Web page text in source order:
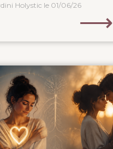
Holystic le 01/06/26
⟶